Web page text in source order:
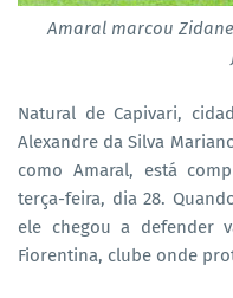
Amaral marcou
Natural de Capivari,
Alexandre da Silva
como Amaral, está
terça-feira, dia 28.
ele chegou a defender
Fiorentina, clube onde